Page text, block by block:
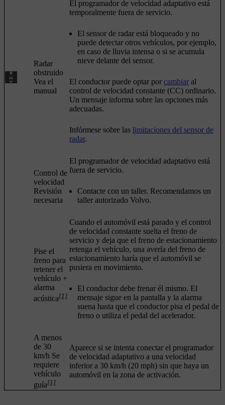
Radar
obstruido
Vea el
manual
El programador de velocidad adaptativo está
temporalmente fuera de servicio.
El sensor de radar está bloqueado y no
puede detectar otros vehículos, por ejemplo,
en caso de lluvia intensa o si se acumula
nieve delante del sensor.
El conductor puede optar por cambiar al
control de velocidad constante (CC) ordinario.
Un mensaje informa sobre las opciones más
adecuadas.
Infórmese sobre las limitaciones del sensor de
radar.
Control de
velocidad
Revisión
necesaria
El programador de velocidad adaptativo está
fuera de servicio.
Contacte con un taller. Recomendamos un
taller autorizado Volvo.
Pise el
freno para
retener el
vehículo +
alarma
acústica[1]
Cuando el automóvil está parado y el control
de velocidad constante suelta el freno de
servicio y deja que el freno de estacionamiento
retenga el vehículo, una avería del freno de
estacionamiento haría que el automóvil se
pusiera en movimiento.
El conductor debe frenar él mismo. El
mensaje sigue en la pantalla y la alarma
suena hasta que el conductor pisa el pedal de
freno o utiliza el pedal del acelerador.
A menos
de 30
km/h Se
requiere
vehículo
guía[1]
Aparece si se intenta conectar el programador
de velocidad adaptativo a una velocidad
inferior a 30 km/h (20 mph) sin que haya un
automóvil en la zona de activación.